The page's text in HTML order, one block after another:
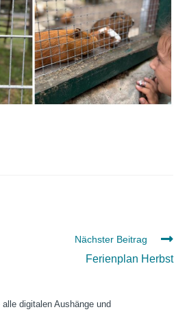
Nächster Beitrag
Ferienplan Herbst
digitalen Aushänge und